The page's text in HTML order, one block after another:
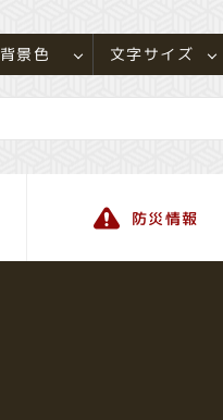
背景色 文字サイズ
防災情報